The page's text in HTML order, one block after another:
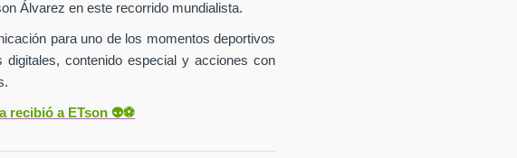
Álvarez en este recorrido mundialista.
para uno de los momentos deportivos
contenido especial y acciones con
recibió a ETson 👽⚽️